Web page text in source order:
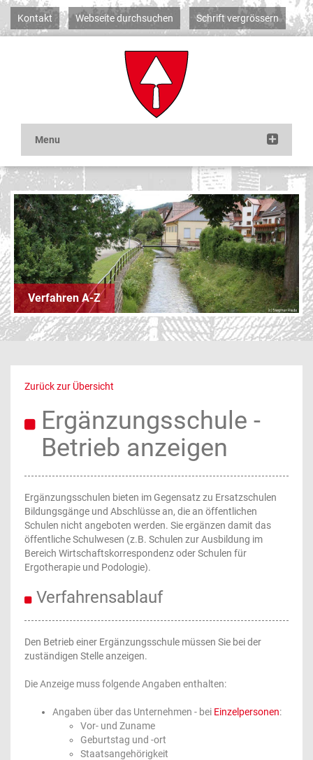
Kontakt Webseite durchsuchen Schrift vergrössern
Verfahren A-Z
Zurück zur Übersicht
Ergänzungsschule -
Betrieb anzeigen
Ergänzungsschulen bieten im Gegensatz zu Ersatzschulen
Bildungsgänge und Abschlüsse an, die an öffentlichen
Schulen nicht angeboten werden. Sie ergänzen damit das
öffentliche Schulwesen (z.B. Schulen zur Ausbildung im
Bereich Wirtschaftskorrespondenz oder Schulen für
Ergotherapie und Podologie).
Verfahrensablauf
Den Betrieb einer Ergänzungsschule müssen Sie bei der
zuständigen Stelle anzeigen.
Die Anzeige muss folgende Angaben enthalten:
Angaben über das Unternehmen - bei Einzelpersonen:
Vor- und Zuname
Geburtstag und -ort
Staatsangehörigkeit